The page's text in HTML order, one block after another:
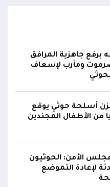
أحياء سكنية غرب قعطبة
الثقيل يستهدف
والعبارى في
حوثية ويتصدى للمسيرات
برفع جاهزية المرافق
ومأرب لإسعاف
أسلحة حوثي يوقع
من الأطفال المجندين
الأمن: الحوثيون
لإعادة التموضع